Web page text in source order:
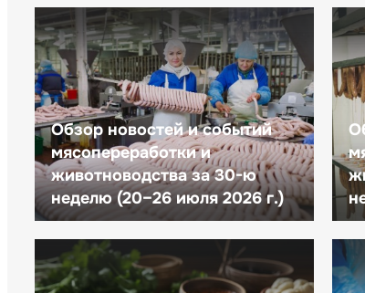
Обзор новостей и событий
мясопереработки и
животноводства за 30-ю
неделю (20–26 июля 2026 г.)